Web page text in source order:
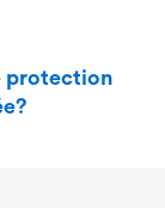
protection